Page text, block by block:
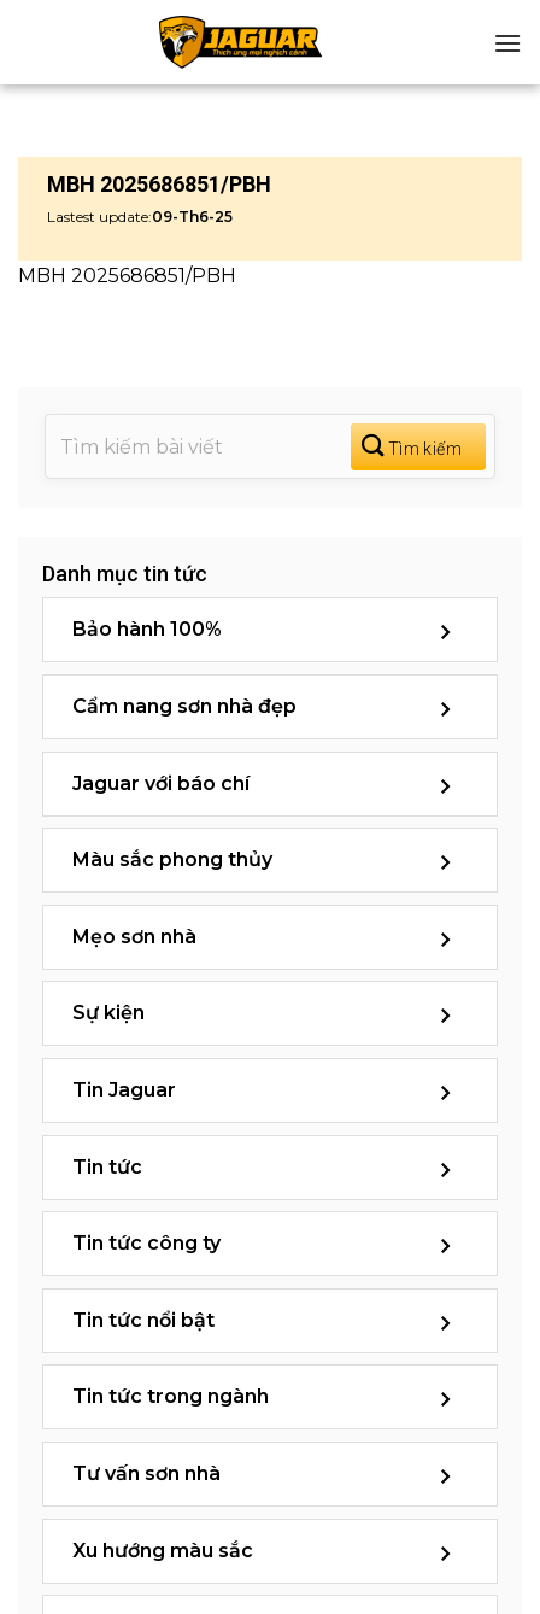
MBH 2025686851/PBH
Lastest update:09-Th6-25
MBH 2025686851/PBH
Danh mục tin tức
Bảo hành 100%
Cẩm nang sơn nhà đẹp
Jaguar với báo chí
Màu sắc phong thủy
Mẹo sơn nhà
Sự kiện
Tin Jaguar
Tin tức
Tin tức công ty
Tin tức nổi bật
Tin tức trong ngành
Tư vấn sơn nhà
Xu hướng màu sắc